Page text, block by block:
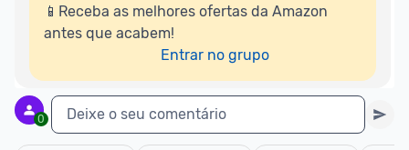
📱Receba as melhores ofertas da Amazon
antes que acabem!
Entrar no grupo
0 Deixe o seu comentário